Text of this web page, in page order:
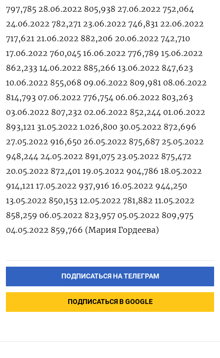
797,785 28.06.2022 805,938 27.06.2022 752,064
24.06.2022 782,271 23.06.2022 746,831 22.06.2022
717,621 21.06.2022 882,206 20.06.2022 742,710
17.06.2022 760,045 16.06.2022 776,789 15.06.2022
862,233 14.06.2022 885,266 13.06.2022 847,623
10.06.2022 855,068 09.06.2022 809,981 08.06.2022
814,793 07.06.2022 776,754 06.06.2022 803,263
03.06.2022 807,232 02.06.2022 852,244 01.06.2022
893,121 31.05.2022 1.026,800 30.05.2022 872,696
27.05.2022 916,650 26.05.2022 875,687 25.05.2022
948,244 24.05.2022 891,075 23.05.2022 875,472
20.05.2022 872,401 19.05.2022 904,786 18.05.2022
914,121 17.05.2022 937,916 16.05.2022 944,250
13.05.2022 850,153 12.05.2022 781,882 11.05.2022
858,259 06.05.2022 823,957 05.05.2022 809,975
04.05.2022 859,766 (Мария Гордеева)
ПОДПИСАТЬСЯ НА ТЕЛЕГРАМ
ПОДПИСАТЬСЯ В GOOGLE